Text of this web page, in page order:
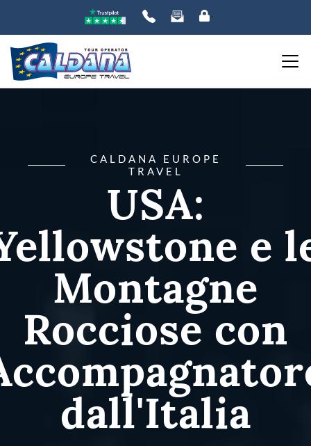
CALDANA EUROPE
TRAVEL
USA:
e
Montagne
Rocciose con
dall'Italia